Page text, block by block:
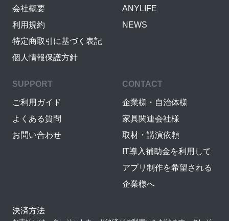
会社概要
利用規約
特定商取引に基づく表記
個人情報保護方針
ANYLIFE
NEWS
SUPPORT
ご利用ガイド
よくある質問
お問い合わせ
CONTACT
企業様・自治体様
家具関連会社様
取材・講演依頼
IT導入補助金を利用して
アプリ制作を希望される
企業様へ
決済方法